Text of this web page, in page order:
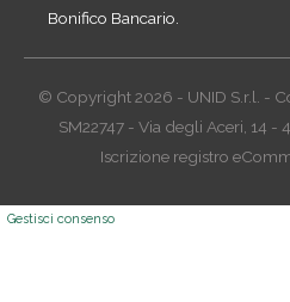
Bonifico Bancario.
© Copyright 2026 - UNID S.r.l. -
SM22747 - Via degli Aceri, 14 -
Iscrizione registro
Gestisci consenso